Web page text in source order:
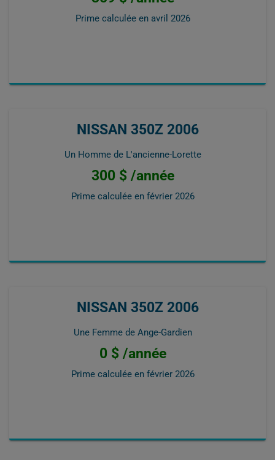
Prime calculée en avril 2026
NISSAN 350Z 2006
Un Homme de L'ancienne-Lorette
300 $ /année
Prime calculée en février 2026
NISSAN 350Z 2006
Une Femme de Ange-Gardien
0 $ /année
Prime calculée en février 2026